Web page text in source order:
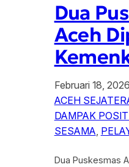
Dua
Aceh
Februari 18, 2026
ACEH
DAMPAK
SESAMA,
Dua Puskesmas